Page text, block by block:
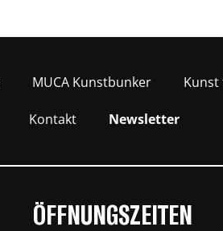
MUCA Kunstbunker
Kontakt Newsletter
ÖFFNUNGSZEITEN